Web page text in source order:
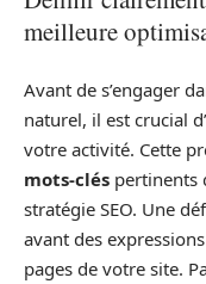
meilleure
Avant de s’engager
naturel, il est crucial
votre activité. Cette
mots-clés pertinents
stratégie SEO. Une
avant des
pages de votre site.